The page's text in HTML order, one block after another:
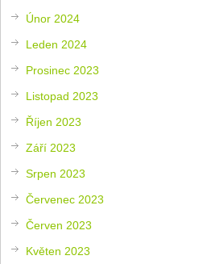
Únor 2024
Leden 2024
Prosinec 2023
Listopad 2023
Říjen 2023
Září 2023
Srpen 2023
Červenec 2023
Červen 2023
Květen 2023